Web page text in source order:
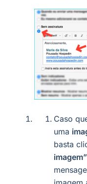
Caso
uma
basta
imagem”